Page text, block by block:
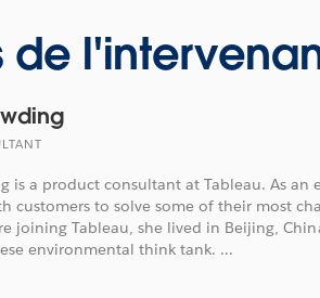
de
is a product consultant at Tableau. As
customers to solve some of their most
joining Tableau, she lived in Beijing,
environmental think tank. ...